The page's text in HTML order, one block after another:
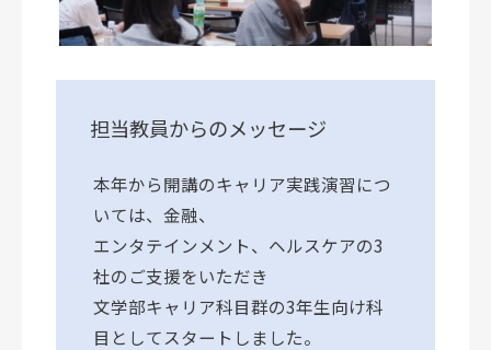
担当教員からのメッセージ
本年から開講のキャリア実践演習につ
いては、金融、
エンタテインメント、ヘルスケアの3
社のご支援をいただき
文学部キャリア科目群の3年生向け科
目としてスタートしました。